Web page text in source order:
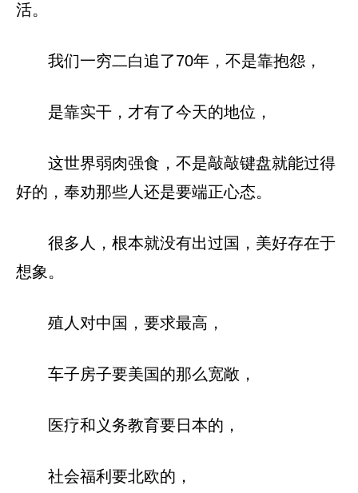
活。
我们一穷二白追了70年，不是靠抱怨，
是靠实干，才有了今天的地位，
这世界弱肉强食，不是敲敲键盘就能过得
好的，奉劝那些人还是要端正心态。
很多人，根本就没有出过国，美好存在于
想象。
殖人对中国，要求最高，
车子房子要美国的那么宽敞，
医疗和义务教育要日本的，
社会福利要北欧的，